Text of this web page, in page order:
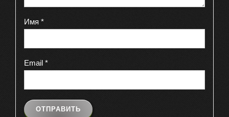
Имя *
Email *